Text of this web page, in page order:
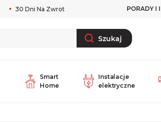
30 Dni Na Zwrot PORADY I
Szukaj
Smart
Home
Instalacje
elektryczne